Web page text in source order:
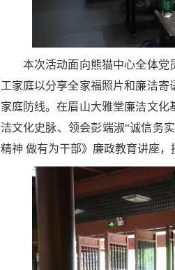
本次活动面向熊猫中心全体党
工家庭以分享全家福照片和廉洁
家庭防线。在眉山大雅堂廉洁文
洁文化史脉、领会彭端淑“诚信务
精神 做有为干部》廉政教育讲座，